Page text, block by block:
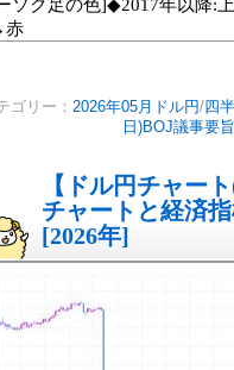
ソク足の色]◆2017年以降
ゴリー： 2026年05月ドル円/四
日)BOJ議事要
【ドル円チャー
チャートと経済
[2026年]